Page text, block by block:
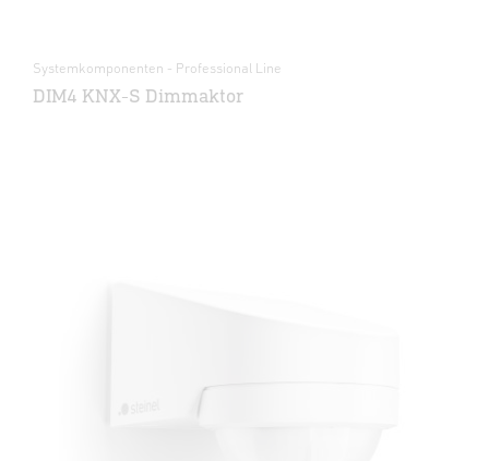
Systemkomponenten - Professional Line
DIM4 KNX-S Dimmaktor